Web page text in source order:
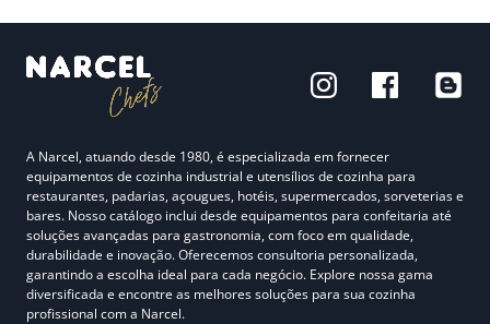
A Narcel, atuando desde 1980, é especializada em fornecer
equipamentos de cozinha industrial e utensílios de cozinha para
restaurantes, padarias, açougues, hotéis, supermercados, sorveterias e
bares. Nosso catálogo inclui desde equipamentos para confeitaria até
soluções avançadas para gastronomia, com foco em qualidade,
durabilidade e inovação. Oferecemos consultoria personalizada,
garantindo a escolha ideal para cada negócio. Explore nossa gama
diversificada e encontre as melhores soluções para sua cozinha
profissional com a Narcel.